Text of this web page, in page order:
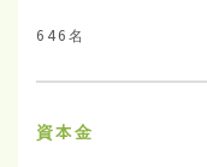
646名
資本金